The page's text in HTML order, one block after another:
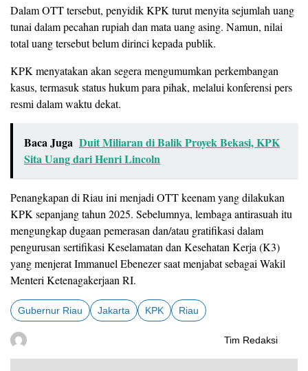
Dalam OTT tersebut, penyidik KPK turut menyita sejumlah uang
tunai dalam pecahan rupiah dan mata uang asing. Namun, nilai
total uang tersebut belum dirinci kepada publik.
KPK menyatakan akan segera mengumumkan perkembangan
kasus, termasuk status hukum para pihak, melalui konferensi pers
resmi dalam waktu dekat.
Baca Juga Duit Miliaran di Balik Proyek Bekasi, KPK
Sita Uang dari Henri Lincoln
Penangkapan di Riau ini menjadi OTT keenam yang dilakukan
KPK sepanjang tahun 2025. Sebelumnya, lembaga antirasuah itu
mengungkap dugaan pemerasan dan/atau gratifikasi dalam
pengurusan sertifikasi Keselamatan dan Kesehatan Kerja (K3)
yang menjerat Immanuel Ebenezer saat menjabat sebagai Wakil
Menteri Ketenagakerjaan RI.
Gubernur Riau Jakarta KPK Riau
Tim Redaksi